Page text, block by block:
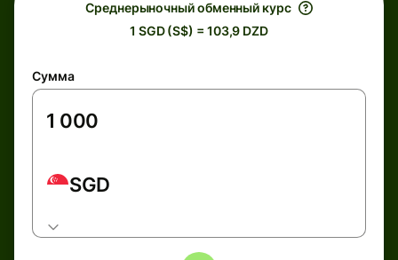
Среднерыночный обменный курс
1 SGD (S$) = 103,9 DZD
Сумма
SGD